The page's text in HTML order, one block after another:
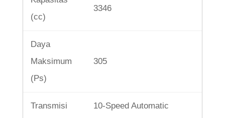
(cc)
3346
Daya
Maksimum
(Ps)
305
Transmisi 10-Speed Automatic